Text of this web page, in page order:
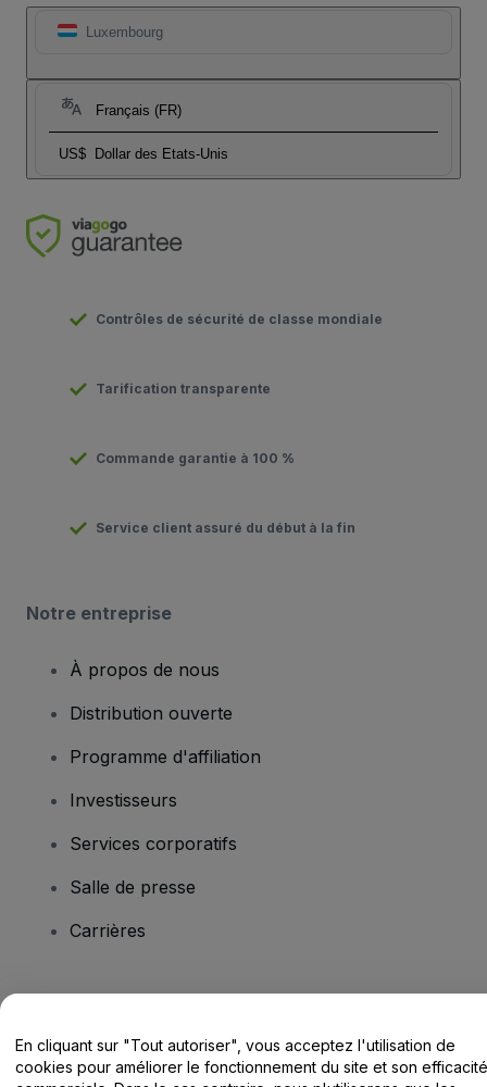
Luxembourg
Français (FR)
US$ Dollar des Etats-Unis
Contrôles de sécurité de classe mondiale
Tarification transparente
Commande garantie à 100 %
Service client assuré du début à la fin
Notre entreprise
À propos de nous
Distribution ouverte
Programme d'affiliation
Investisseurs
Services corporatifs
Salle de presse
Carrières
Centre d'assistance / Nous contacter
En cliquant sur "Tout autoriser", vous acceptez l'utilisation de
cookies pour améliorer le fonctionnement du site et son efficacité